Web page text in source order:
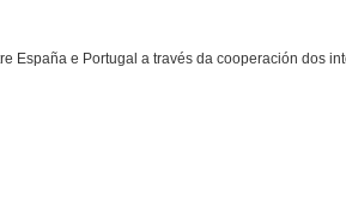
España e Portugal a través da cooperación dos